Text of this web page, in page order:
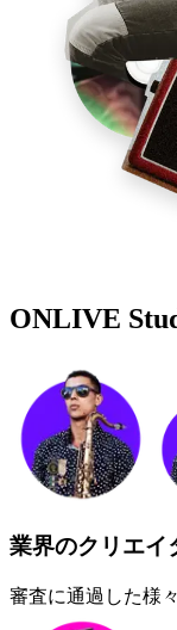
ONLIVE
業界のクリエイ
審査に通過した様